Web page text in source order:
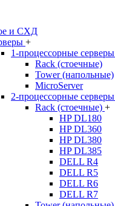
и СХД
+
1-процессорные серверы
Rack (стоечные)
Tower (напольные)
MicroServer
2-процессорные серверы
Rack (стоечные) +
HP DL180
HP DL360
HP DL380
HP DL385
DELL R4
DELL R5
DELL R6
DELL R7